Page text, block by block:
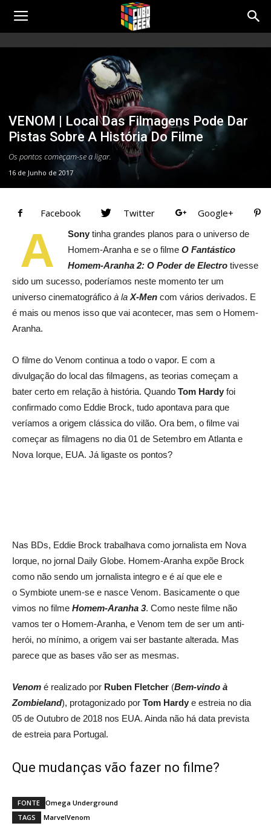
VENOM | Local Das Filmagens Pode Dar
Pistas Sobre A História Do Filme
Os pontos começam-se a ligar.
16 de Junho de 2017
Facebook Twitter Google+
A Sony tinha grandes planos para o universo de
Homem-Aranha e se o filme O Fantástico
Homem-Aranha 2: O Poder de Electro tivesse
sido um sucesso, poderíamos neste momento ter um
universo cinematográfico à la X-Men com vários derivados. E
é mais ou menos isso que vai acontecer, mas sem o Homem-
Aranha.
O filme do Venom continua a todo o vapor. E com a
divulgação do local das filmagens, as teorias começam a
bater certo em relação à história. Quando Tom Hardy foi
confirmado como Eddie Brock, tudo apontava para que
veríamos a origem clássica do vilão. Ora bem, o filme vai
começar as filmagens no dia 01 de Setembro em Atlanta e
Nova Iorque, EUA. Já ligaste os pontos?
Nas BDs, Eddie Brock trabalhava como jornalista em Nova
Iorque, no jornal Daily Globe. Homem-Aranha expõe Brock
como não sendo um jornalista integro e é aí que ele e
o Symbiote unem-se e nasce Venom. Basicamente o que
vimos no filme Homem-Aranha 3. Como neste filme não
vamos ter o Homem-Aranha, e Venom tem de ser um anti-
herói, no mínimo, a origem vai ser bastante alterada. Mas
parece que as bases vão ser as mesmas.
Venom é realizado por Ruben Fletcher (Bem-vindo à
Zombieland), protagonizado por Tom Hardy e estreia no dia
05 de Outubro de 2018 nos EUA. Ainda não há data prevista
de estreia para Portugal.
Que mudanças vão fazer no filme?
FONTE Omega Underground
TAGS
MarvelVenom